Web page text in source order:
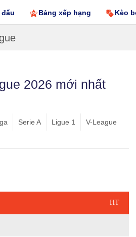
Bảng xếp hạng Kèo
2026 mới nhất
Serie A Ligue 1 V-League
HT